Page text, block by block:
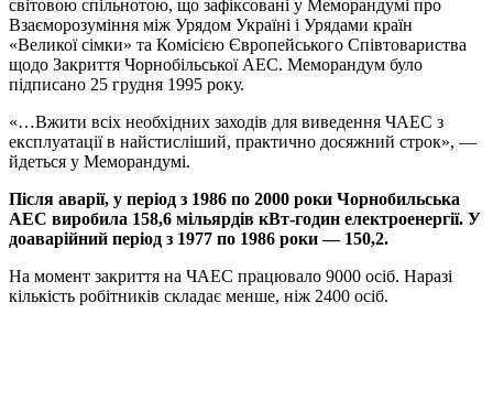
світовою спільнотою, що зафіксовані у Меморандумі про
Взаєморозуміння між Урядом Україні і Урядами країн
«Великої сімки» та Комісією Європейського Співтовариства
щодо Закриття Чорнобільської АЕС. Меморандум було
підписано 25 грудня 1995 року.
«…Вжити всіх необхідних заходів для виведення ЧАЕС з
експлуатації в найстисліший, практично досяжний строк», —
йдеться у Меморандумі.
Після аварії, у період з 1986 по 2000 роки Чорнобильська
АЕС виробила 158,6 мільярдів кВт-годин електроенергії. У
доаварійний період з 1977 по 1986 роки — 150,2.
На момент закриття на ЧАЕС працювало 9000 осіб. Наразі
кількість робітників складає менше, ніж 2400 осіб.